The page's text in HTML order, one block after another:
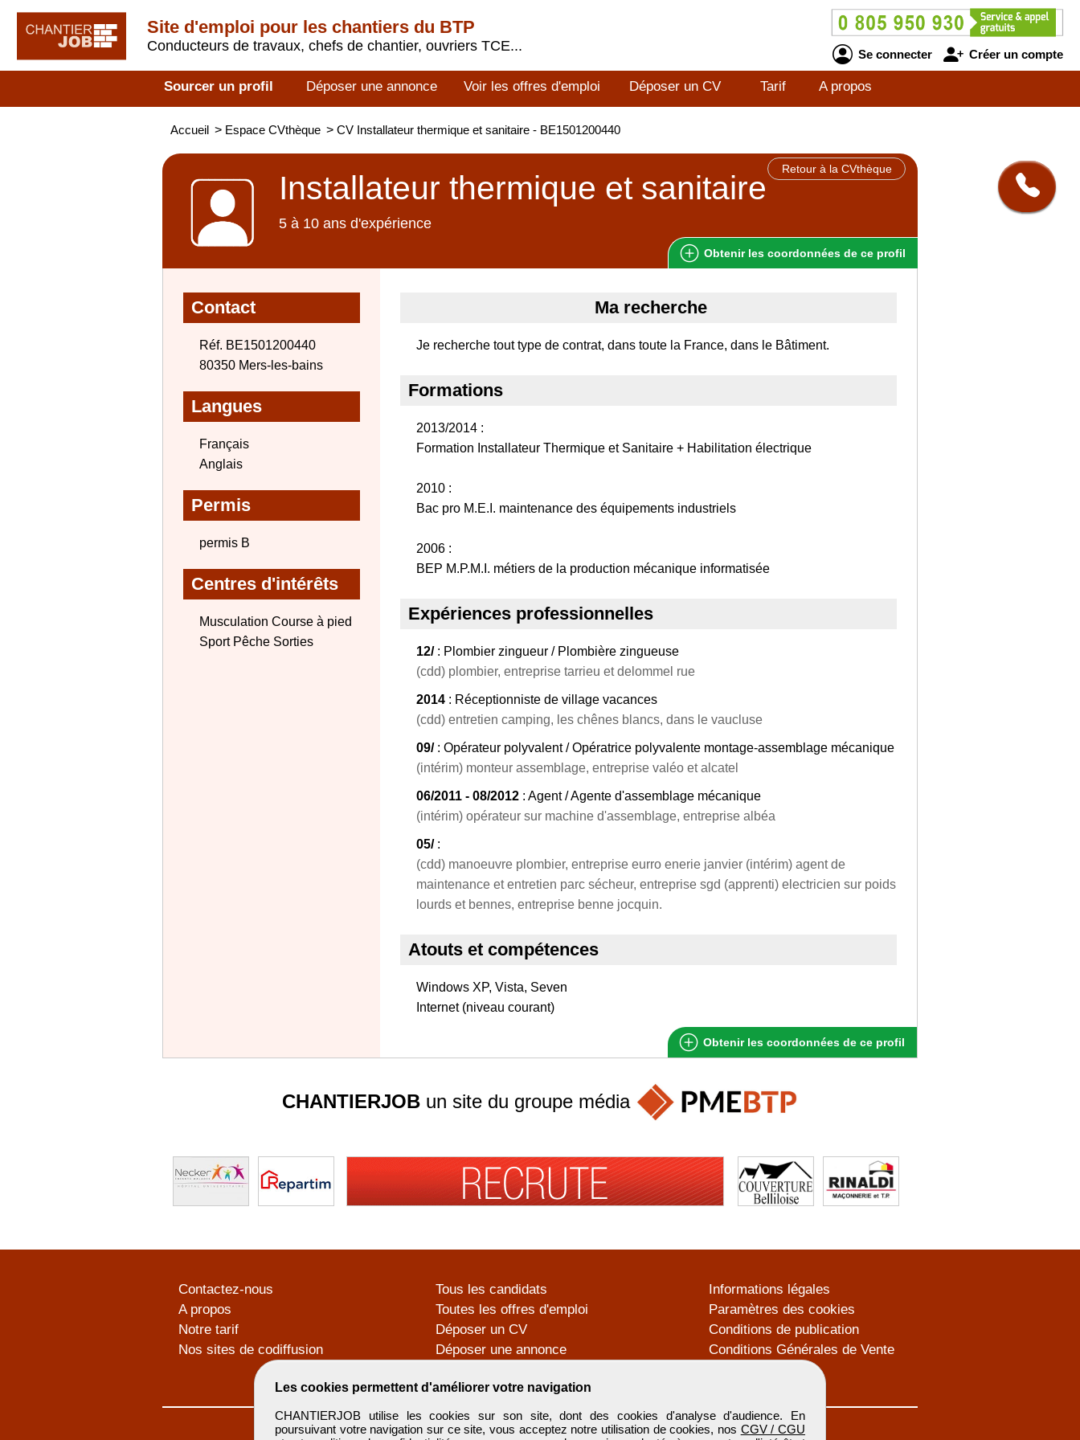
Site d'emploi pour les chantiers du BTP
Conducteurs de travaux, chefs de chantier, ouvriers TCE...
Se connecter Créer un compte
Sourcer un profil Déposer une annonce Voir les offres d'emploi Déposer un CV Tarif A propos
Accueil > Espace CVthèque > CV Installateur thermique et sanitaire - BE1501200440
Retour à la CVthèque
Installateur thermique et sanitaire
5 à 10 ans d'expérience
Obtenir les coordonnées de ce profil
Contact
Réf. BE1501200440
80350 Mers-les-bains
Langues
Français
Anglais
Permis
permis B
Centres d'intérêts
Musculation Course à pied
Sport Pêche Sorties
Ma recherche
Je recherche tout type de contrat, dans toute la France, dans le Bâtiment.
Formations
2013/2014 :
Formation Installateur Thermique et Sanitaire + Habilitation électrique
2010 :
Bac pro M.E.I. maintenance des équipements industriels
2006 :
BEP M.P.M.I. métiers de la production mécanique informatisée
Expériences professionnelles
12/: Plombier zingueur / Plombière zingueuse
(cdd) plombier, entreprise tarrieu et delommel rue
2014 : Réceptionniste de village vacances
(cdd) entretien camping, les chênes blancs, dans le vaucluse
09/: Opérateur polyvalent / Opératrice polyvalente montage-assemblage mécanique
(intérim) monteur assemblage, entreprise valéo et alcatel
06/2011 - 08/2012 : Agent / Agente d'assemblage mécanique
(intérim) opérateur sur machine d'assemblage, entreprise albéa
05/:
(cdd) manoeuvre plombier, entreprise eurro enerie janvier (intérim) agent de
maintenance et entretien parc sécheur, entreprise sgd (apprenti) electricien sur poids
lourds et bennes, entreprise benne jocquin.
Atouts et compétences
Windows XP, Vista, Seven
Internet (niveau courant)
Obtenir les coordonnées de ce profil
Les cookies permettent d'améliorer votre navigation
CHANTIERJOB utilise les cookies sur son site, dont des cookies d'analyse d'audience. En
poursuivant votre navigation sur ce site, vous acceptez notre utilisation de cookies, nos CGV / CGU
CHANTIERJOBun site du groupe média
Contactez-nous
A propos
Notre tarif
Nos sites de codiffusion
Tous les candidats
Toutes les offres d'emploi
Déposer un CV
Déposer une annonce
Informations légales
Paramètres des cookies
Conditions de publication
Conditions Générales de Vente